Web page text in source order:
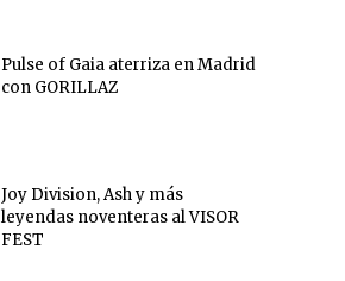
Pulse of Gaia aterriza en Madrid
con GORILLAZ
Joy Division, Ash y más
leyendas noventeras al VISOR
FEST